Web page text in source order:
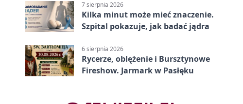
7 sierpnia 2026
Kilka minut może mieć znaczenie.
Szpital pokazuje, jak badać jądra
6 sierpnia 2026
Rycerze, oblężenie i Bursztynowe
Fireshow. Jarmark w Pasłęku